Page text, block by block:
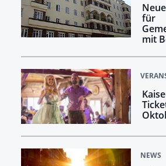
für
mit
NEWS